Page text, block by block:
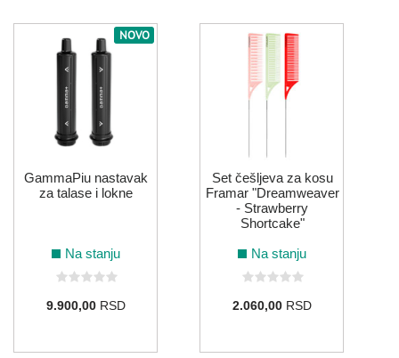
NOVO
GammaPiu nastavak
za talase i lokne
Na stanju
9.900,00RSD
Set češljeva za kosu
Framar "Dreamweaver
- Strawberry
Shortcake"
Na stanju
2.060,00RSD